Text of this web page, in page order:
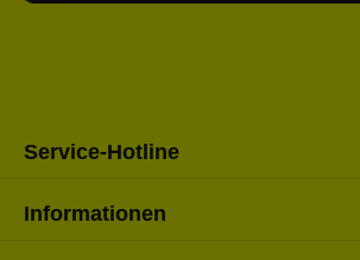
Service-Hotline
Informationen